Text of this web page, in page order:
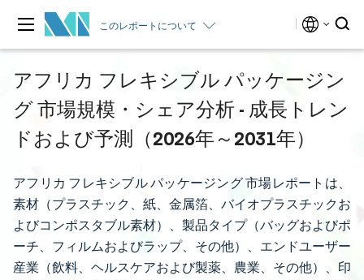
このレポートについて
アフリカ フレキシブル パッケージン
グ 市場規模・シェア分析 - 成長トレン
ドおよび予測（2026年～2031年）
アフリカ フレキシブル パッケージング 市場レポートは、
素材（プラスチック、紙、金属箔、バイオプラスチックお
よびコンポスタブル素材）、製品タイプ（バッグおよびポ
ーチ、フィルムおよびラップ、その他）、エンドユーザー
産業（飲料、ヘルスケアおよび製薬、農業、その他）、印